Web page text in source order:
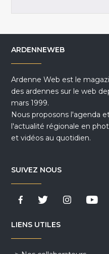
ARDENNEWEB
Ardenne Web est le
des ardennes sur le web
mars 1999.
Nous proposons l'agenda
l'actualité régionale en
et vidéos au quotidien.
SUIVEZ NOUS
LIENS UTILES